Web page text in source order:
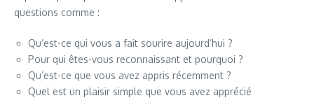
questions comme :
Qu’est-ce qui vous a fait sourire aujourd’hui ?
Pour qui êtes-vous reconnaissant et pourquoi ?
Qu’est-ce que vous avez appris récemment ?
Quel est un plaisir simple que vous avez apprécié